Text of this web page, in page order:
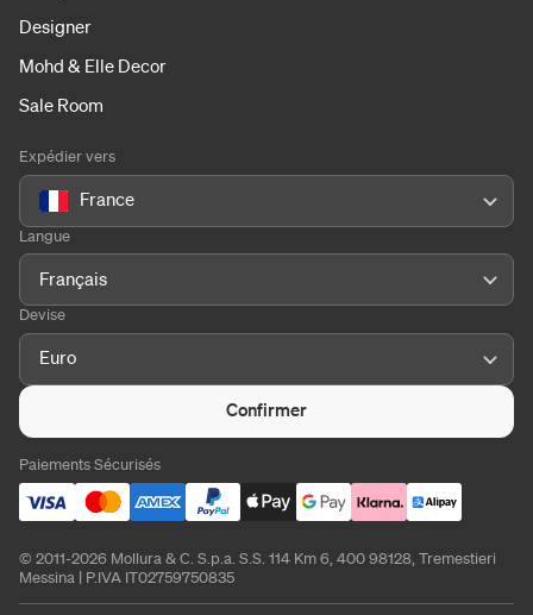
Designer
Mohd & Elle Decor
Sale Room
Expédier vers
France
Langue
Français
Devise
Euro
Confirmer
Paiements Sécurisés
© 2011-2026 Mollura & C. S.p.a. S.S. 114 Km 6, 400 98128, Tremestieri
Messina | P.IVA IT02759750835